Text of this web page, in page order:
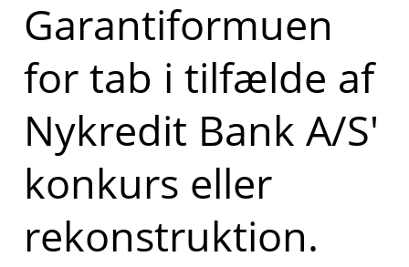
Garantiformuen
for tab i tilfælde af
Nykredit Bank A/S'
konkurs eller
rekonstruktion.